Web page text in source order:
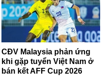
CĐV Malaysia phản ứng
khi gặp tuyển Việt Nam ở
bán kết AFF Cup 2026